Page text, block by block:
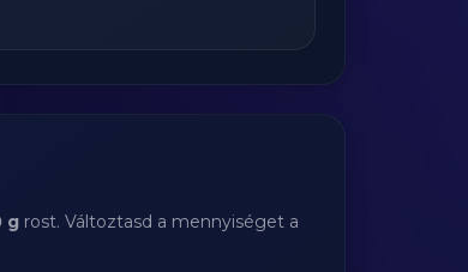
g rost. Változtasd a mennyiséget a